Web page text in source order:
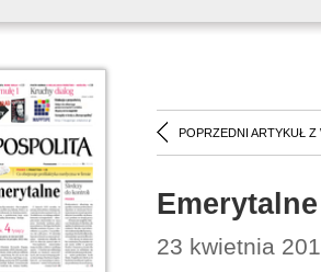
POPRZEDNI ARTYKUŁ Z
23 kwietnia